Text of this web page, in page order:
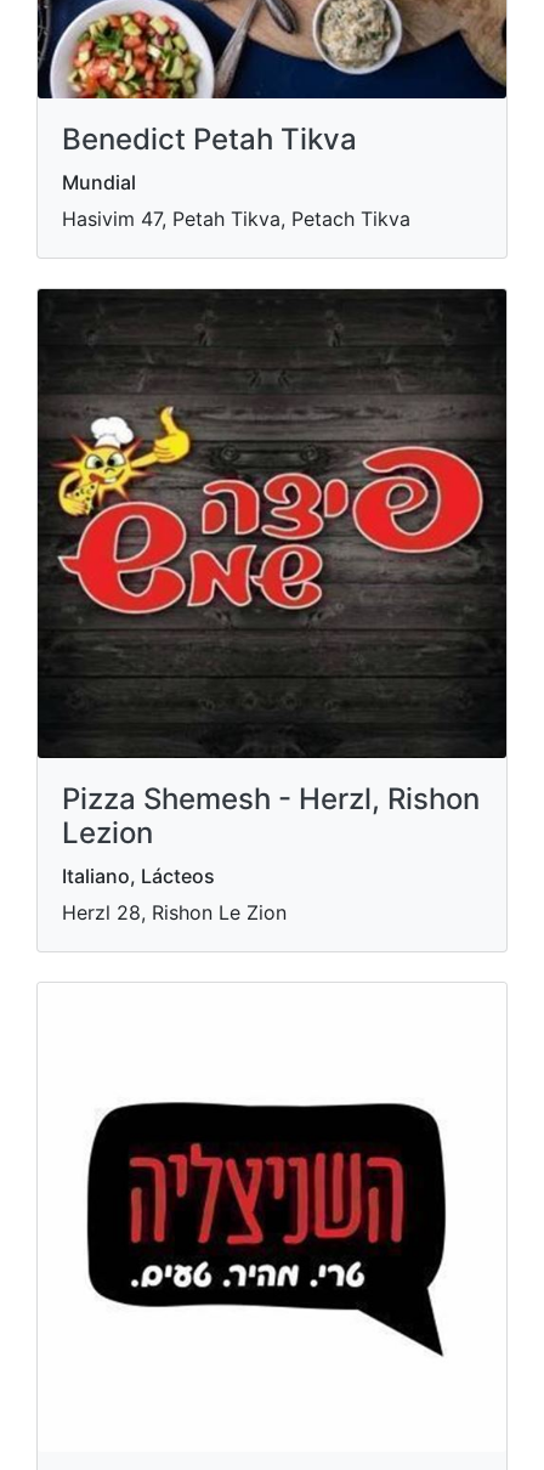
Benedict Petah Tikva
Mundial
Hasivim 47, Petah Tikva, Petach Tikva
Pizza Shemesh - Herzl, Rishon
Lezion
Italiano, Lácteos
Herzl 28, Rishon Le Zion